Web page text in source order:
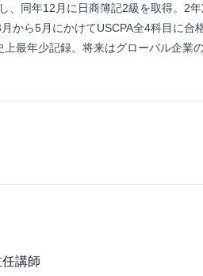
、同年12月に日商簿記2級を取得。2
から5月にかけてUSCPA全4科目に合格
最年少記録。将来はグローバル企業
講師